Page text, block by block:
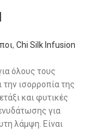
, Chi Silk Infusion
όλους τους
την ισορροπία της
και φυτικές
για
λάμψη. Είναι